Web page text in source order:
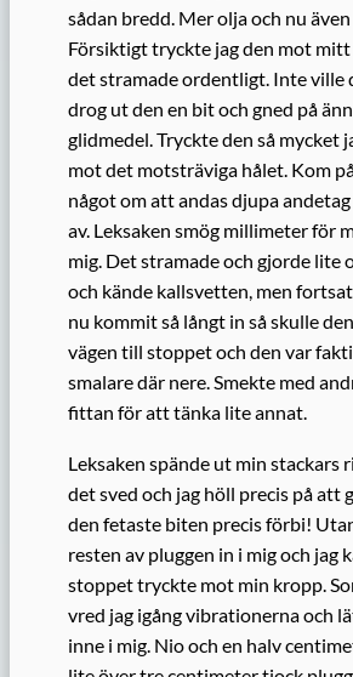
sådan bredd. Mer olja och nu
Försiktigt tryckte jag den mot mitt
det stramade ordentligt. Inte ville
drog ut den en bit och gned på
glidmedel. Tryckte den så mycket
mot det motsträviga hålet. Kom
något om att andas djupa
av. Leksaken smög millimeter för
mig. Det stramade och gjorde lite
och kände kallsvetten, men
nu kommit så långt in så skulle
vägen till stoppet och den var
smalare där nere. Smekte med
fittan för att tänka lite annat.
Leksaken spände ut min stackars
det sved och jag höll precis på att
den fetaste biten precis förbi!
resten av pluggen in i mig och jag
stoppet tryckte mot min kropp.
vred jag igång vibrationerna och
inne i mig. Nio och en halv